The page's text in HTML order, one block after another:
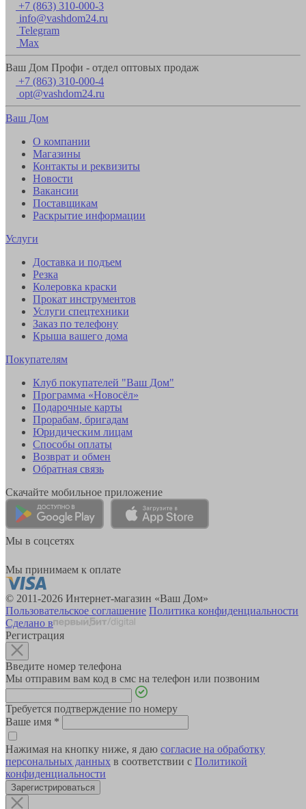
+7 (863) 310-000-3
info@vashdom24.ru
Telegram
Max
Ваш Дом Профи - отдел оптовых продаж
+7 (863) 310-000-4
opt@vashdom24.ru
Ваш Дом
О компании
Магазины
Контакты и реквизиты
Новости
Вакансии
Поставщикам
Раскрытие информации
Услуги
Доставка и подъем
Резка
Колеровка краски
Прокат инструментов
Услуги спецтехники
Заказ по телефону
Крыша вашего дома
Покупателям
Клуб покупателей "Ваш Дом"
Программа «Новосёл»
Подарочные карты
Прорабам, бригадам
Юридическим лицам
Способы оплаты
Возврат и обмен
Обратная связь
Скачайте мобильное приложение
Мы в соцсетях
Мы принимаем к оплате
© 2011-2026 Интернет-магазин «Ваш Дом»
Пользовательское соглашение Политика конфиденциальности
Сделано в
Регистрация
Введите номер телефона
Мы отправим вам код в смс на телефон или позвоним
Требуется подтверждение по номеру
Ваше имя *
Нажимая на кнопку ниже, я даю согласие на обработку
персональных данных в соответствии с Политикой
конфиденциальности
Зарегистрироваться